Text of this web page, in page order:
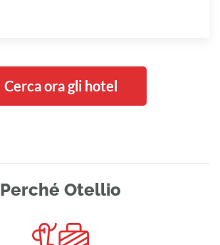
Cerca ora gli hotel
Perché Otellio